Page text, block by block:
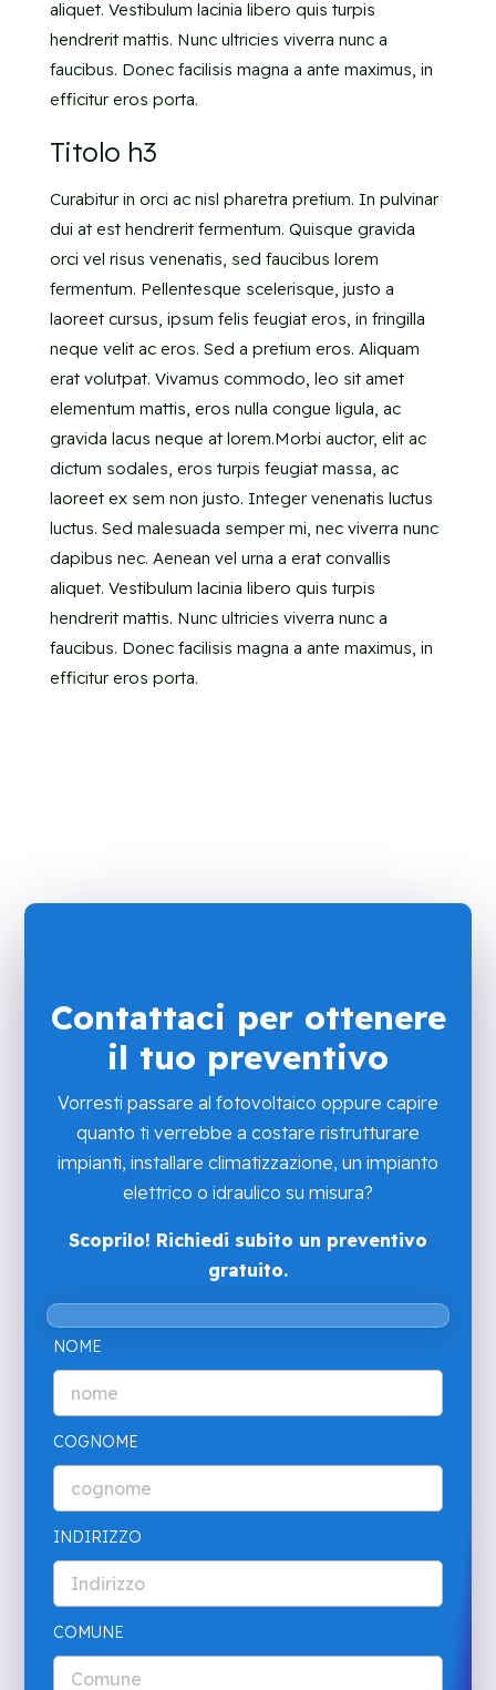
aliquet. Vestibulum lacinia libero quis turpis
hendrerit mattis. Nunc ultricies viverra nunc a
faucibus. Donec facilisis magna a ante maximus, in
efficitur eros porta.
Titolo h3
Curabitur in orci ac nisl pharetra pretium. In pulvinar
dui at est hendrerit fermentum. Quisque gravida
orci vel risus venenatis, sed faucibus lorem
fermentum. Pellentesque scelerisque, justo a
laoreet cursus, ipsum felis feugiat eros, in fringilla
neque velit ac eros. Sed a pretium eros. Aliquam
erat volutpat. Vivamus commodo, leo sit amet
elementum mattis, eros nulla congue ligula, ac
gravida lacus neque at lorem.Morbi auctor, elit ac
dictum sodales, eros turpis feugiat massa, ac
laoreet ex sem non justo. Integer venenatis luctus
luctus. Sed malesuada semper mi, nec viverra nunc
dapibus nec. Aenean vel urna a erat convallis
aliquet. Vestibulum lacinia libero quis turpis
hendrerit mattis. Nunc ultricies viverra nunc a
faucibus. Donec facilisis magna a ante maximus, in
efficitur eros porta.
Contattaci per ottenere
il tuo preventivo
Vorresti passare al fotovoltaico oppure capire
quanto ti verrebbe a costare ristrutturare
impianti, installare climatizzazione, un impianto
elettrico o idraulico su misura?
Scoprilo! Richiedi subito un preventivo
gratuito.
NOME
COGNOME
INDIRIZZO
COMUNE